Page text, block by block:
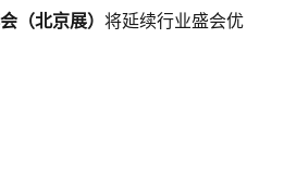
（北京展） 将延续行业盛会优